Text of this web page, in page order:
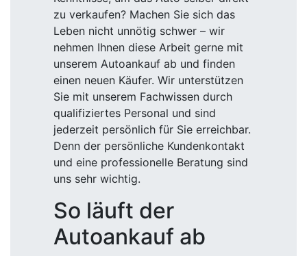
zu verkaufen? Machen Sie sich das
Leben nicht unnötig schwer – wir
nehmen Ihnen diese Arbeit gerne mit
unserem Autoankauf ab und finden
einen neuen Käufer. Wir unterstützen
Sie mit unserem Fachwissen durch
qualifiziertes Personal und sind
jederzeit persönlich für Sie erreichbar.
Denn der persönliche Kundenkontakt
und eine professionelle Beratung sind
uns sehr wichtig.
So läuft der
Autoankauf ab